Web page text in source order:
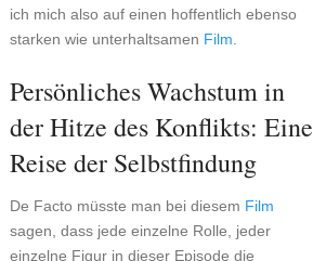
ich mich also auf einen hoffentlich ebenso
starken wie unterhaltsamen Film.
Persönliches Wachstum in
der Hitze des Konflikts: Eine
Reise der Selbstfindung
De Facto müsste man bei diesem Film
sagen, dass jede einzelne Rolle, jeder
einzelne Figur in dieser Episode die